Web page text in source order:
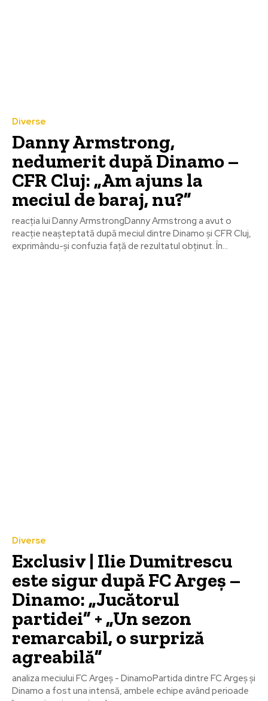
Diverse
Danny Armstrong,
nedumerit după Dinamo –
CFR Cluj: „Am ajuns la
meciul de baraj, nu?”
reacția lui Danny ArmstrongDanny Armstrong a avut o
reacție neașteptată după meciul dintre Dinamo și CFR Cluj,
exprimându-și confuzia față de rezultatul obținut. În...
Diverse
Exclusiv | Ilie Dumitrescu
este sigur după FC Argeș –
Dinamo: „Jucătorul
partidei” + „Un sezon
remarcabil, o surpriză
agreabilă”
analiza meciului FC Argeș - DinamoPartida dintre FC Argeș și
Dinamo a fost una intensă, ambele echipe având perioade